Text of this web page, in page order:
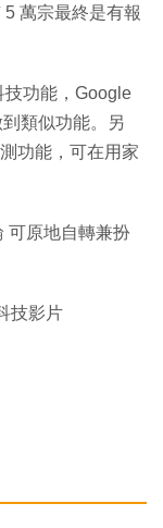
萬宗最終是有報
技功能，Google
類似功能。另
功能，可在用家
可原地自轉兼扮
技影片